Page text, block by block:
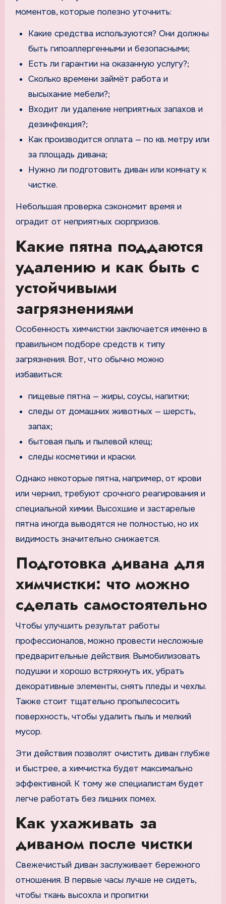
моментов, которые полезно уточнить:
Какие средства используются? Они должны
быть гипоаллергенными и безопасными;
Есть ли гарантии на оказанную услугу?;
Сколько времени займёт работа и
высыхание мебели?;
Входит ли удаление неприятных запахов и
дезинфекция?;
Как производится оплата — по кв. метру или
за площадь дивана;
Нужно ли подготовить диван или комнату к
чистке.
Небольшая проверка сэкономит время и
оградит от неприятных сюрпризов.
Какие пятна поддаются
удалению и как быть с
устойчивыми
загрязнениями
Особенность химчистки заключается именно в
правильном подборе средств к типу
загрязнения. Вот, что обычно можно
избавиться:
пищевые пятна — жиры, соусы, напитки;
следы от домашних животных — шерсть,
запах;
бытовая пыль и пылевой клещ;
следы косметики и краски.
Однако некоторые пятна, например, от крови
или чернил, требуют срочного реагирования и
специальной химии. Высохшие и застарелые
пятна иногда выводятся не полностью, но их
видимость значительно снижается.
Подготовка дивана для
химчистки: что можно
сделать самостоятельно
Чтобы улучшить результат работы
профессионалов, можно провести несложные
предварительные действия. Вымобилизовать
подушки и хорошо встряхнуть их, убрать
декоративные элементы, снять пледы и чехлы.
Также стоит тщательно пропылесосить
поверхность, чтобы удалить пыль и мелкий
мусор.
Эти действия позволят очистить диван глубже
и быстрее, а химчистка будет максимально
эффективной. К тому же специалистам будет
легче работать без лишних помех.
Как ухаживать за
диваном после чистки
Свежечистый диван заслуживает бережного
отношения. В первые часы лучше не сидеть,
чтобы ткань высохла и пропитки